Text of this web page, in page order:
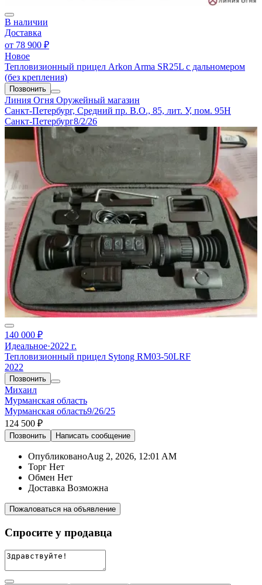
В наличии
Доставка
от 78 900 ₽
Новое
Тепловизионный прицел Arkon Arma SR25L с дальномером
(без крепления)
Позвонить
Линия Огня Оружейный магазин
Санкт-Петербург, Средний пр. В.О., 85, лит. У, пом. 95Н
Санкт-Петербург8/2/26
140 000 ₽
Идеальное·2022 г.
Тепловизионный прицел Sytong RM03-50LRF
2022
Позвонить
Михаил
Мурманская область
Мурманская область9/26/25
124 500 ₽
Позвонить Написать сообщение
ОпубликованоAug 2, 2026, 12:01 AM
Торг Нет
Обмен Нет
Доставка Возможна
Пожаловаться на объявление
Спросите у продавца